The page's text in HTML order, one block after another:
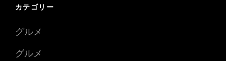
カテゴリー
グルメ
グルメ